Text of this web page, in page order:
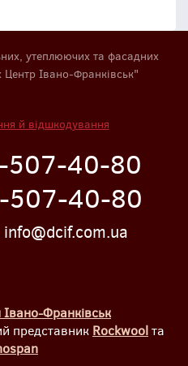
утеплюючих та фасадних
Центр Івано-Франківськ"
й відшкодування
40-80
40-80
info@dcif.com.ua
Франківськ
представник Rockwoolта